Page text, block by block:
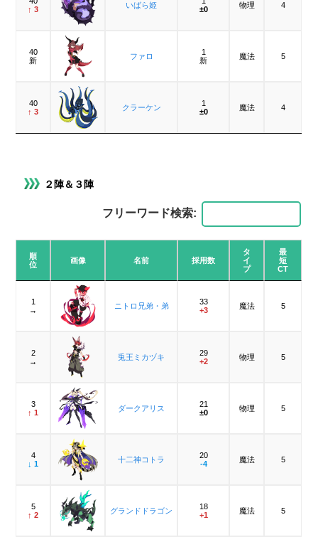
↑ 3
いばら姫
±0
物理 4
40
新
ファロ
1
新
魔法 5
40
↑ 3
クラーケン
1
±0
魔法 4
２陣＆３陣
フリーワード検索:
順
位
画像 名前 採用数
タ
イ
プ
最
短
CT
1
→
ニトロ兄弟・弟
33
+3
魔法 5
2
→
兎王ミカヅキ
29
+2
物理 5
3
↑ 1
ダークアリス
21
±0
物理 5
4
↓ 1
十二神コトラ
20
-4
魔法 5
5
↑ 2
グランドドラゴン
18
+1
魔法 5